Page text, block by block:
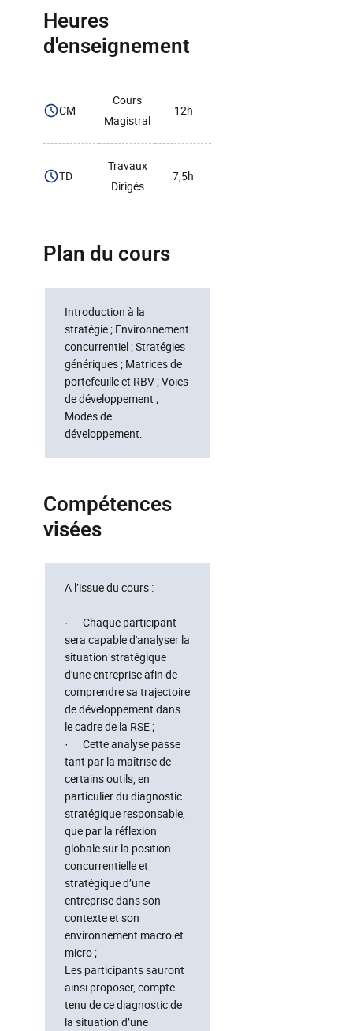
Heures
d'enseignement
CM
Cours
Magistral
12h
TD
Travaux
Dirigés
7,5h
Plan du cours
Introduction à la
stratégie ; Environnement
concurrentiel ; Stratégies
génériques ; Matrices de
portefeuille et RBV ; Voies
de développement ;
Modes de
développement.
Compétences
visées
A l’issue du cours :
· Chaque participant
sera capable d'analyser la
situation stratégique
d'une entreprise afin de
comprendre sa trajectoire
de développement dans
le cadre de la RSE ;
· Cette analyse passe
tant par la maîtrise de
certains outils, en
particulier du diagnostic
stratégique responsable,
que par la réflexion
globale sur la position
concurrentielle et
stratégique d’une
entreprise dans son
contexte et son
environnement macro et
micro ;
Les participants sauront
ainsi proposer, compte
tenu de ce diagnostic de
la situation d’une